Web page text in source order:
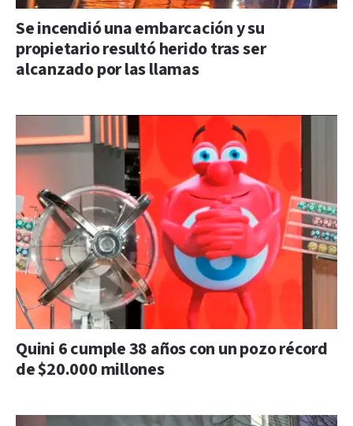
Se incendió una embarcación y su
propietario resultó herido tras ser
alcanzado por las llamas
Quini 6 cumple 38 años con un pozo récord
de $20.000 millones